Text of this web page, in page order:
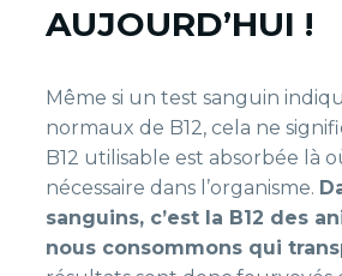
AUJOURD’HUI !
Même si un test sanguin
normaux de B12, cela ne
B12 utilisable est absorbée là
nécessaire dans l’organisme.
sanguins, c’est la B12 des
nous consommons qui